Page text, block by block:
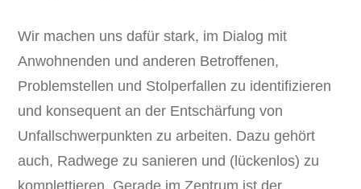
Wir machen uns dafür stark, im Dialog mit
Anwohnenden und anderen Betroffenen,
Problemstellen und Stolperfallen zu identifizieren
und konsequent an der Entschärfung von
Unfallschwerpunkten zu arbeiten. Dazu gehört
auch, Radwege zu sanieren und (lückenlos) zu
komplettieren. Gerade im Zentrum ist der